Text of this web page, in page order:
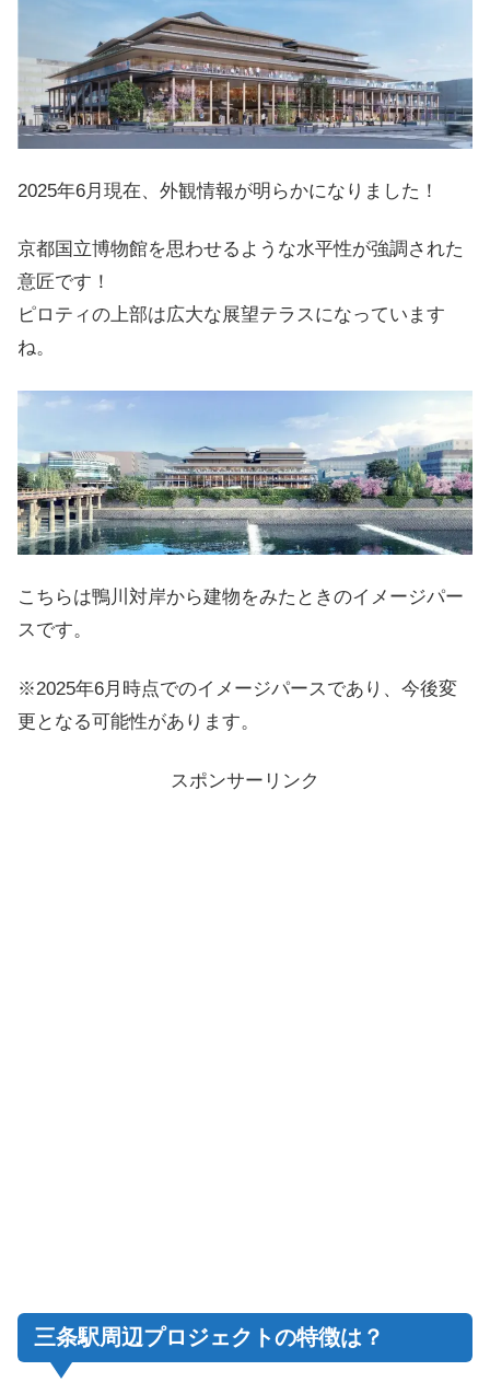
2025年6月現在、外観情報が明らかになりました！
京都国立博物館を思わせるような水平性が強調された
意匠です！
ピロティの上部は広大な展望テラスになっています
ね。
こちらは鴨川対岸から建物をみたときのイメージパー
スです。
※2025年6月時点でのイメージパースであり、今後変
更となる可能性があります。
スポンサーリンク
三条駅周辺プロジェクトの特徴は？